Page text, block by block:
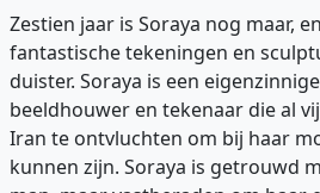
Zestien jaar is Soraya nog maar,
fantastische tekeningen en
duister. Soraya is een
beeldhouwer en tekenaar die al
Iran te ontvluchten om bij haar
kunnen zijn. Soraya is getrouwd